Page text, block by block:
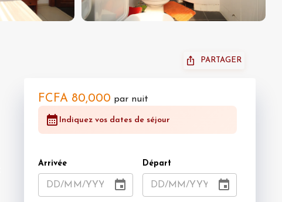
PARTAGER
FCFA 80,000 par nuit
Indiquez vos dates de séjour
Arrivée
DD/MM/YYYY
Départ
DD/MM/YYYY